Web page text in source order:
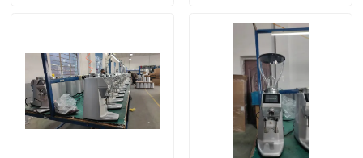
แสดง VR